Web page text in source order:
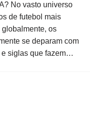
No vasto universo
de futebol mais
os
se deparam com
e siglas que fazem…